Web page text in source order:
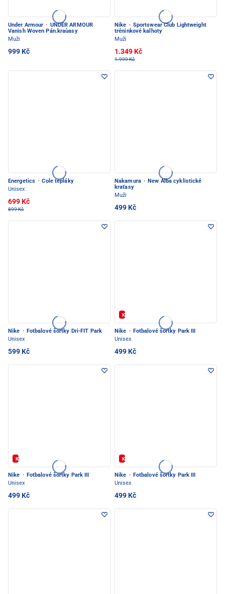
Under Armour · UNDER ARMOUR
Vanish Woven Pán.kraùasy
Muži
999 Kč
Nike · Sportswear Club Lightweight
tréninkové kalhoty
Muži
1.349 Kč
1.999 Kč
Energetics · Cole tepláky
Unisex
699 Kč
899 Kč
Nakamura · New Alba cyklistické
kraťasy
Muži
499 Kč
Nike · Fotbalové šortky Dri-FIT Park
Unisex
599 Kč
Kód: FOTBAL20
Nike · Fotbalové šortky Park III
Unisex
499 Kč
Kód: FOTBAL20
Nike · Fotbalové šortky Park III
Unisex
499 Kč
Kód: FOTBAL20
Nike · Fotbalové šortky Park III
Unisex
499 Kč